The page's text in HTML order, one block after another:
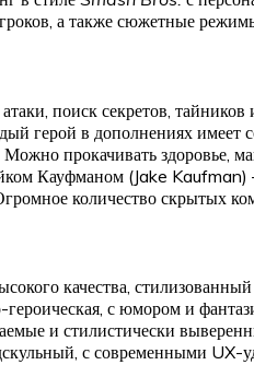
а также сюжетные
поиск секретов, тайников
герой в дополнениях имеет
прокачивать здоровье,
Кауфманом (Jake Kaufman)
количество скрытых
качества,
героическая, с юмором и
и стилистически
с современными UX-